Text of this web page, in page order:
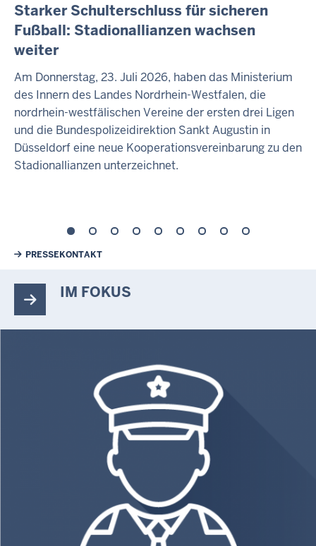
Starker Schulterschluss für sicheren
Fußball: Stadionallianzen wachsen
weiter
Am Donnerstag, 23. Juli 2026, haben das Ministerium
des Innern des Landes Nordrhein-Westfalen, die
nordrhein-westfälischen Vereine der ersten drei Ligen
und die Bundespolizeidirektion Sankt Augustin in
Düsseldorf eine neue Kooperationsvereinbarung zu den
Stadionallianzen unterzeichnet.
Weiterführende Links
PRESSEKONTAKT
IM FOKUS